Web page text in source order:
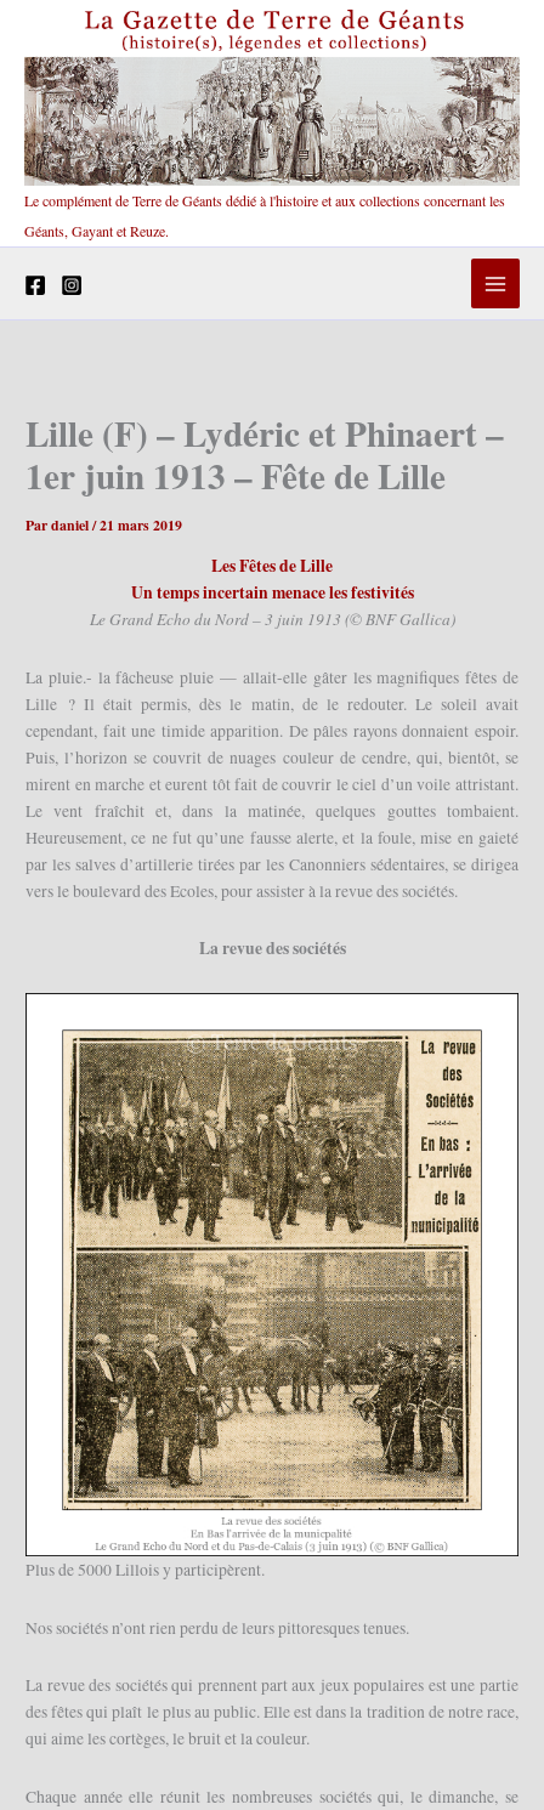
contenu
Le complément de Terre de Géants dédié à l'histoire et aux collections concernant les
Géants, Gayant et Reuze.
Lille (F) – Lydéric et Phinaert –
1er juin 1913 – Fête de Lille
Pardaniel/21 mars 2019
Les Fêtes de Lille
Un temps incertain menace les festivités
Le Grand Echo du Nord – 3 juin 1913 (© BNF Gallica)
La pluie.- la fâcheuse pluie — allait-elle gâter les magnifiques fêtes de
Lille ? Il était permis, dès le matin, de le redouter. Le soleil avait
cependant, fait une timide apparition. De pâles rayons donnaient espoir.
Puis, l’horizon se couvrit de nuages couleur de cendre, qui, bientôt, se
mirent en marche et eurent tôt fait de couvrir le ciel d’un voile attristant.
Le vent fraîchit et, dans la matinée, quelques gouttes tombaient.
Heureusement, ce ne fut qu’une fausse alerte, et la foule, mise en gaieté
par les salves d’artillerie tirées par les Canonniers sédentaires, se dirigea
vers le boulevard des Ecoles, pour assister à la revue des sociétés.
La revue des sociétés
Plus de 5000 Lillois y participèrent.
Nos sociétés n’ont rien perdu de leurs pittoresques tenues.
La revue des sociétés qui prennent part aux jeux populaires est une partie
des fêtes qui plaît le plus au public. Elle est dans la tradition de notre race,
qui aime les cortèges, le bruit et la couleur.
Chaque année elle réunit les nombreuses sociétés qui, le dimanche, se